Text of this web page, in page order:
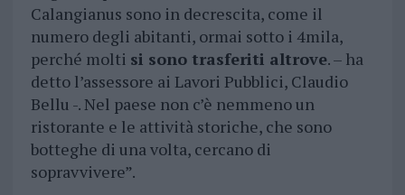
Calangianus sono in decrescita, come il
numero degli abitanti, ormai sotto i 4mila,
perché molti si sono trasferiti altrove. – ha
detto l’assessore ai Lavori Pubblici, Claudio
Bellu -. Nel paese non c’è nemmeno un
ristorante e le attività storiche, che sono
botteghe di una volta, cercano di
sopravvivere”.